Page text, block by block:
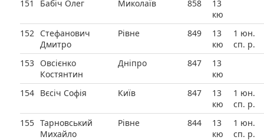
151
Бабіч Олег Миколаїв 858
13
кю
152 Стефанович
Дмитро
Рівне 849
13
кю
1 юн.
сп. р.
153 Овсієнко
Костянтин
Дніпро 847
13
кю
154 Вєсіч Софія Київ 847
13
кю
1 юн.
сп. р.
155 Тарновський
Михайло
Рівне 844
13
кю
1 юн.
сп. р.